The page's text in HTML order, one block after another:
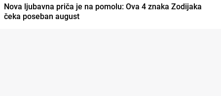
Nova ljubavna priča je na pomolu: Ova 4 znaka Zodijaka
čeka poseban august